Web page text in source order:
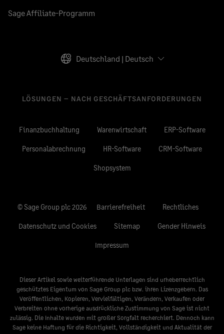
Sage Affiliate-Programm
Deutschland | Deutsch
LÖSUNGEN – NACH GESCHÄFTSANFORDERUNGEN
Finanzbuchhaltung Warenwirtschaft ERP-Software
Personalabrechnung HR-Software CRM-Software
Shopsystem
© Sage Group plc 2026 Barrierefreiheit Rechtliches
Datenschutz und Cookies Sitemap Gender Hinweis
Impressum
Dieser Artikel sowie weiterführende Unterlagen sind urheberrechtlich
geschütztes Eigentum von Sage Group plc bzw. ihren Lizenzgebern. Das
Veröffentlichen, Kopieren, Vervielfältigen, Verändern, Verkaufen oder
Verbreiten ohne vorherige ausdrückliche Zustimmung von Sage ist nicht
zulässig. Die Inhalte wurden mit großer Sorgfalt recherchiert. Dennoch kann
Sage keine Haftung für die Richtigkeit, Vollständigkeit und Aktualität der